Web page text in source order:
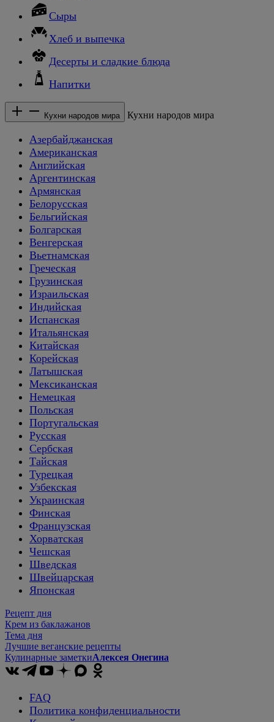
Сыры
Хлеб и выпечка
Десерты и сладкие блюда
Напитки
Кухни народов мира Кухни народов мира
Азербайджанская
Американская
Английская
Аргентинская
Армянская
Белорусская
Бельгийская
Болгарская
Венгерская
Вьетнамская
Греческая
Грузинская
Израильская
Индийская
Испанская
Итальянская
Китайская
Корейская
Латышская
Мексиканская
Немецкая
Польская
Португальская
Русская
Сербская
Тайская
Турецкая
Узбекская
Украинская
Финская
Французская
Хорватская
Чешская
Шведская
Швейцарская
Японская
Рецепт дня
Крем из баклажанов
Тема дня
Лучшие веганские рецепты
Кулинарные заметкиАлексея Онегина
FAQ
Политика конфиденциальности